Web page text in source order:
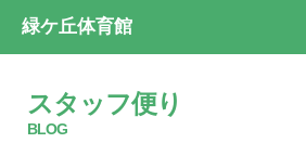
緑ケ丘体育館
スタッフ便り
BLOG